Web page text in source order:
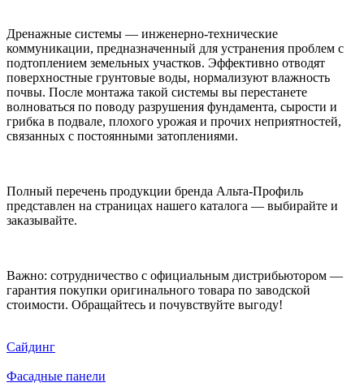
Дренажные системы — инженерно-технические
коммуникации, предназначенный для устранения проблем с
подтоплением земельных участков. Эффективно отводят
поверхностные грунтовые воды, нормализуют влажность
почвы. После монтажа такой системы вы перестанете
волноваться по поводу разрушения фундамента, сырости и
грибка в подвале, плохого урожая и прочих неприятностей,
связанных с постоянными затоплениями.
Полный перечень продукции бренда Альта-Профиль
представлен на страницах нашего каталога — выбирайте и
заказывайте.
Важно: сотрудничество с официальным дистрибьютором —
гарантия покупки оригинального товара по заводской
стоимости. Обращайтесь и почувствуйте выгоду!
Сайдинг
Фасадные панели